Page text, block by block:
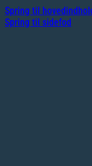
Spring til
Spring til sidefod